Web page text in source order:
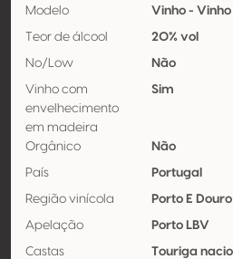
Modelo Vinho -
Teor de álcool 20% vol
No/Low Não
Vinho com
envelhecimento
em madeira
Sim
Orgânico Não
País Portugal
Região vinícola Porto E Douro
Apelação Porto LBV
Castas
Touriga